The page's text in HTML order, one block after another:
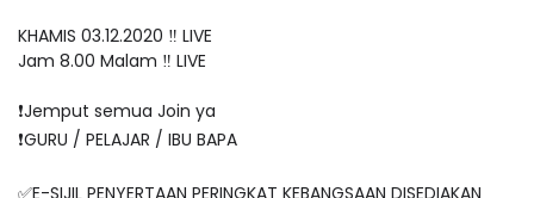
KHAMIS 03.12.2020 ‼️ LIVE
Jam 8.00 Malam ‼️ LIVE
❗️Jemput semua Join ya
❗️GURU / PELAJAR / IBU BAPA